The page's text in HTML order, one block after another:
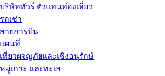
บริษัททัวร์ ตัวแทนท่องเที่ยว
รถเช่า
สายการบิน
แผนที่
เที่ยวผจญภัยและเชิงอนุรักษ์
หมู่เกาะ และทะเล